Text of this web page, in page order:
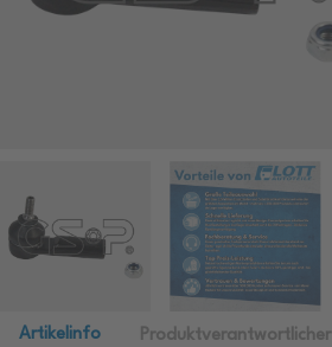
Artikelinfo Produktverantwortlicher